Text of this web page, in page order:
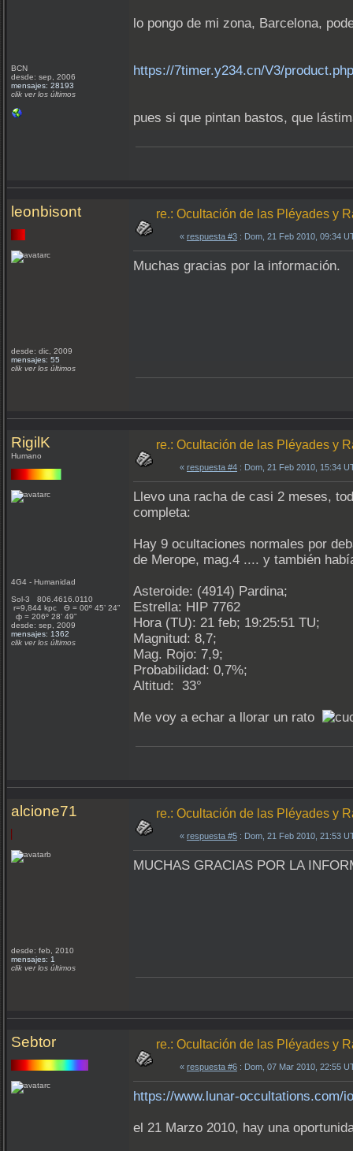
BCN
desde: sep, 2006
mensajes: 28193
clik ver los últimos
lo pongo de mi zona, Barcelona,
https://7timer.y234.cn/V3/
pues si que pintan bastos, que
leonbisont
desde: dic, 2009
mensajes: 55
clik ver los últimos
re.: Ocultación de las Pléyades y
« respuesta #3 : Dom, 21 Feb 2010, 09:34
Muchas gracias por la información.
RigilK
Humano
4G4 - Humanidad
Sol-3 806.4616.0110
r=9,844 kpc Ѳ = 00º 45’ 24”
ф = 206º 28’ 49”
desde: sep, 2009
mensajes: 1362
clik ver los últimos
re.: Ocultación de las Pléyades y
« respuesta #4 : Dom, 21 Feb 2010, 15:34
Llevo una racha de casi 2 meses,
completa:
Hay 9 ocultaciones normales por
de Merope, mag.4 .... y también
Asteroide: (4914) Pardina;
Estrella: HIP 7762
Hora (TU): 21 feb; 19:25:51 TU;
Magnitud: 8,7;
Mag. Rojo: 7,9;
Probabilidad: 0,7%;
Altitud: 33°
Me voy a echar a llorar un rato
alcione71
desde: feb, 2010
mensajes: 1
clik ver los últimos
re.: Ocultación de las Pléyades y
« respuesta #5 : Dom, 21 Feb 2010, 21:53
MUCHAS GRACIAS POR LA
Sebtor re.: Ocultación de las Pléyades y
« respuesta #6 : Dom, 07 Mar 2010, 22:55
https://www.lunar-occultations.com/
el 21 Marzo 2010, hay una